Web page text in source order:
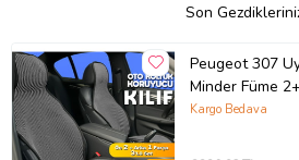
Son
Peugeot 307
Minder Füme
(Karışık)
Kargo Bedava